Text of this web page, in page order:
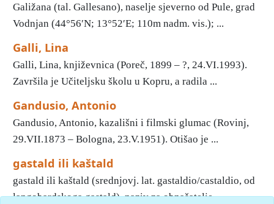
Galižana (tal. Gallesano), naselje sjeverno od Pule, grad
Vodnjan (44°56′N; 13°52′E; 110m nadm. vis.); ...
Galli, Lina
Galli, Lina, književnica (Poreč, 1899 – ?, 24.VI.1993).
Završila je Učiteljsku školu u Kopru, a radila ...
Gandusio, Antonio
Gandusio, Antonio, kazališni i filmski glumac (Rovinj,
29.VII.1873 – Bologna, 23.V.1951). Otišao je ...
gastald ili kaštald
gastald ili kaštald (srednjovj. lat. gastaldio/castaldio, od
langobardskoga gastald), naziv za obnašatelje ...